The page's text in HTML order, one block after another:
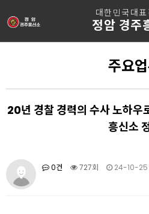
대한민국대
정암 경주
주요
20년 경찰 경력의 수사 노하우
흥신소
0건 727회 24-10-25